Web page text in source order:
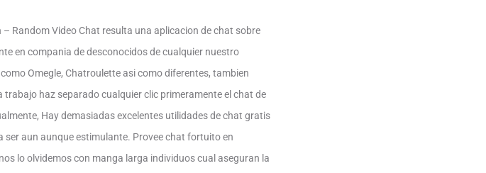
Random Video Chat resulta una aplicacion de chat sobre
en compania de desconocidos de cualquier nuestro
Omegle, Chatroulette asi­ como diferentes, tambien
haz separado cualquier clic primeramente el chat de
Hay demasiadas excelentes utilidades de chat gratis
aun aunque estimulante. Provee chat fortuito en
lo olvidemos con manga larga individuos cual aseguran la